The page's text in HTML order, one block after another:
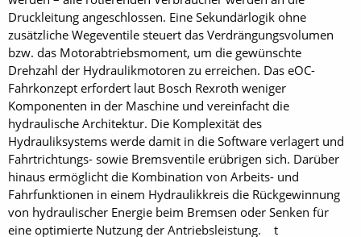
Druckleitung angeschlossen. Eine Sekundärlogik ohne
zusätzliche Wegeventile steuert das Verdrängungsvolumen
bzw. das Motorabtriebsmoment, um die gewünschte
Drehzahl der Hydraulikmotoren zu erreichen. Das eOC-
Fahrkonzept erfordert laut Bosch Rexroth weniger
Komponenten in der Ma­schine und vereinfacht die
hydraulische Architektur. Die Komplexität des
Hydrauliksystems werde damit in die Software verlagert und
Fahrtrichtungs- sowie Bremsventile erübrigen sich. Darüber
hinaus ermöglicht die Kombination von Arbeits- und
Fahrfunktionen in einem Hydraulikkreis die Rückgewinnung
von hydraulischer Energie beim Bremsen oder Senken für
eine optimierte Nutzung der Antriebsleistung. t